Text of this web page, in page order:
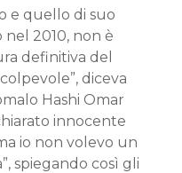
e quello di suo
nel 2010, non è
definitiva del
diceva
Hashi Omar
innocente
io non volevo un
spiegando così gli